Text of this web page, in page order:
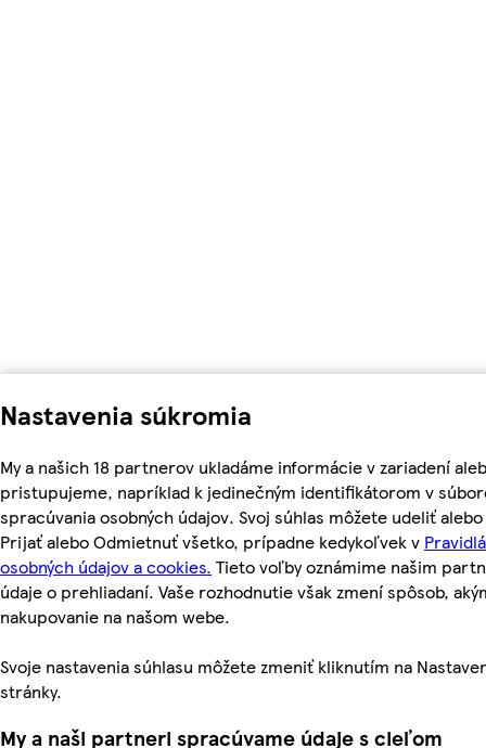
Nastavenia súkromia
My a našich 18 partnerov ukladáme informácie v zariadení
pristupujeme, napríklad k jedinečným identifikátorom v
spracúvania osobných údajov. Svoj súhlas môžete udeliť
Prijať alebo Odmietnuť všetko, prípadne kedykoľvek v
osobných údajov a cookies. Tieto voľby oznámime našim
údaje o prehliadaní. Vaše rozhodnutie však zmení spôsob,
nakupovanie na našom webe.
Svoje nastavenia súhlasu môžete zmeniť kliknutím na
stránky.
My a naši partneri spracúvame údaje s cieľom